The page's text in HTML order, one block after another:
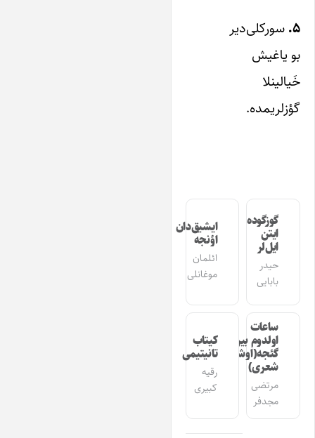
سورکلی‌دیر
بو یاغیش
خَیالینلا
گؤزلریمده.
گوزگوده
ایتن
ایل‌لر
حیدر
بابایی
ایشیق‌دان
اؤنجه
ائلمان
موغانلی
ساعات
اولدوم بیر
گئجه(اوشاق
شعری)
مرتضی
مجدفر
کیتاب
تانیتیمی
رقیه
کبیری